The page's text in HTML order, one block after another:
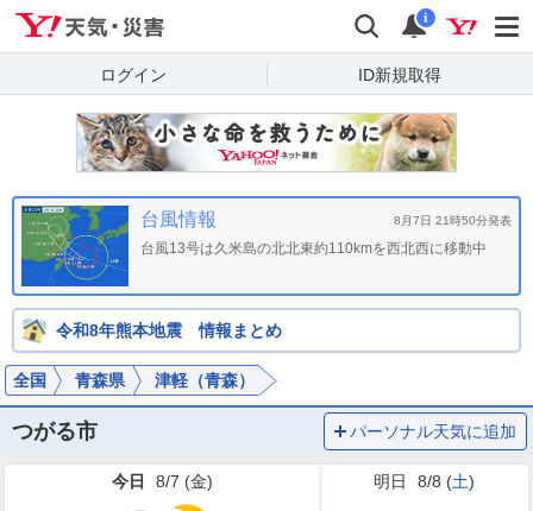
検索 通知
i
ログイン ID新規取得
台風情報 8月7日 21時50分発表
台風13号は久米島の北北東約110kmを西北西に移動中
令和8年熊本地震 情報まとめ
全国 青森県 津軽（青森）
つがる市 パーソナル天気に追加
今日 8/7 (金) 明日 8/8 (土)